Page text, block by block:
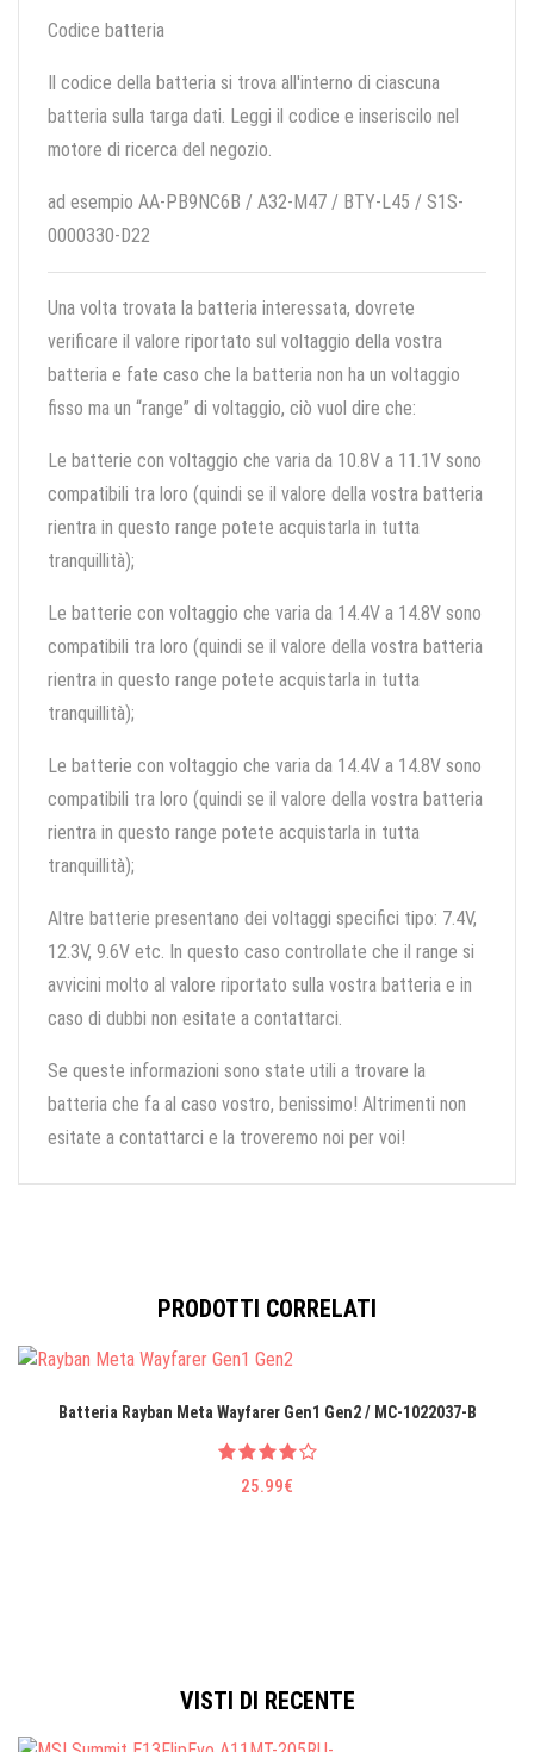
Codice batteria
Il codice della batteria si trova all'interno di ciascuna
batteria sulla targa dati. Leggi il codice e inseriscilo nel
motore di ricerca del negozio.
ad esempio AA-PB9NC6B / A32-M47 / BTY-L45 / S1S-
0000330-D22
Una volta trovata la batteria interessata, dovrete
verificare il valore riportato sul voltaggio della vostra
batteria e fate caso che la batteria non ha un voltaggio
fisso ma un “range” di voltaggio, ciò vuol dire che:
Le batterie con voltaggio che varia da 10.8V a 11.1V sono
compatibili tra loro (quindi se il valore della vostra batteria
rientra in questo range potete acquistarla in tutta
tranquillità);
Le batterie con voltaggio che varia da 14.4V a 14.8V sono
compatibili tra loro (quindi se il valore della vostra batteria
rientra in questo range potete acquistarla in tutta
tranquillità);
Le batterie con voltaggio che varia da 14.4V a 14.8V sono
compatibili tra loro (quindi se il valore della vostra batteria
rientra in questo range potete acquistarla in tutta
tranquillità);
Altre batterie presentano dei voltaggi specifici tipo: 7.4V,
12.3V, 9.6V etc. In questo caso controllate che il range si
avvicini molto al valore riportato sulla vostra batteria e in
caso di dubbi non esitate a contattarci.
Se queste informazioni sono state utili a trovare la
batteria che fa al caso vostro, benissimo! Altrimenti non
esitate a contattarci e la troveremo noi per voi!
PRODOTTI CORRELATI
Batteria Rayban Meta Wayfarer Gen1 Gen2 / MC-1022037-B
25.99€
VISTI DI RECENTE